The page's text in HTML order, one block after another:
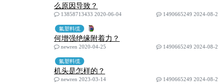
么原因导致？
13858713433 2020-06-04
1490665249 2024-08-
氟塑料缆
何增强绝缘附着力？
newren 2020-04-25
1490665249 2024-08-
氟塑料缆
机头是怎样的？
newren 2023-03-14
1490665249 2024-08-